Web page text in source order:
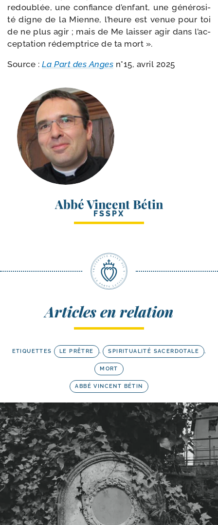
redou­blée, une confiance d’en­fant, une géné­ro­si­
té digne de la Mienne, l’heure est venue pour toi
de ne plus agir ; mais de Me lais­ser agir dans l’ac­
cep­ta­tion rédemp­trice de ta mort ».
Source : La Part des Anges n°15, avril 2025
Abbé Vincent Bétin
FSSPX
Articles en relation
ETIQUETTES LE PRÊTRE , SPIRITUALITÉ SACERDOTALE ,
MORT
ABBÉ VINCENT BÉTIN